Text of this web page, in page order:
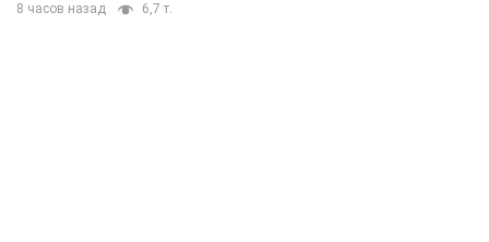
8 часов назад 6,7 т.